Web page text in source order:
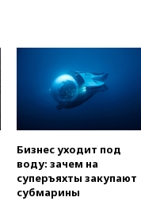
Бизнес уходит под
воду: зачем на
суперъяхты закупают
субмарины